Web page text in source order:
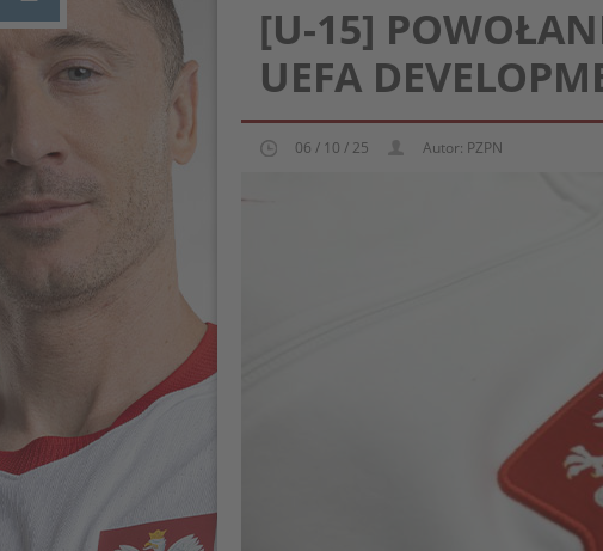
[U-15]
UEFA
06 / 10 / 25 Autor: PZPN